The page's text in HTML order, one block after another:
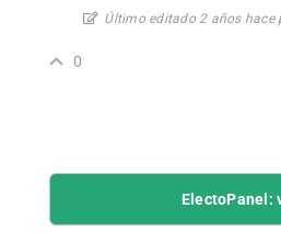
Último editado 2 años hace
0
ElectoPanel: